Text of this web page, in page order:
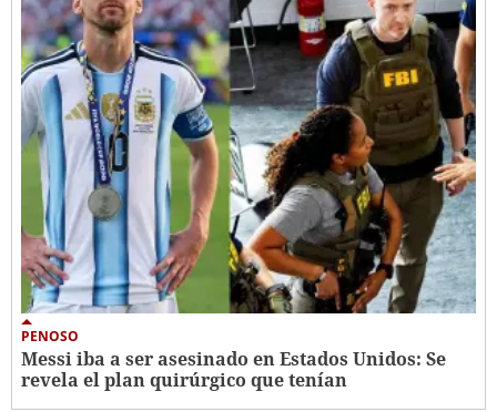
PENOSO
Messi iba a ser asesinado en Estados Unidos: Se
revela el plan quirúrgico que tenían